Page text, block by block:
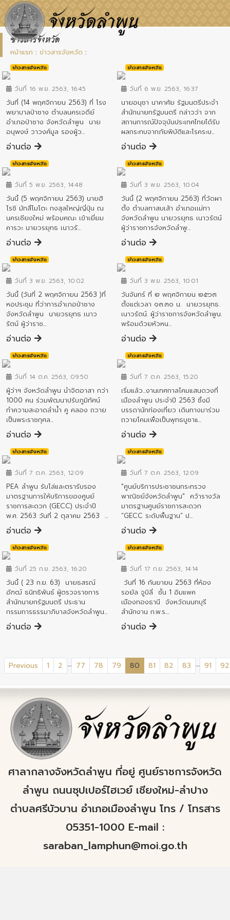
ข่าวสารจังหวัด
หน้าแรก : ข่าวสารจังหวัด :
ข่าวสารจังหวัด
วันที่ 16 พ.ย. 2563, 16:45
วันที่ (14 พฤศจิกายน 2563) ที่ โรง
พยาบาลป่าซาง ตำบลนครเจดีย์
อำเภอป่าซาง จังหวัดลำพูน นาย
อนุพงษ์ วาวงศ์มูล รองผู้ว...
อ่านต่อ
ข่าวสารจังหวัด
วันที่ 6 พ.ย. 2563, 16:37
นายอนุชา นาคาศัย รัฐมนตรีประจำ
สำนักนายกรัฐมนตรี กล่าวว่า จาก
สถานการณ์ปัจจุบันประเทศไทยได้รับ
ผลกระทบจากภัยพิบัติและโรคระบ...
อ่านต่อ
ข่าวสารจังหวัด
วันที่ 5 พ.ย. 2563, 14:48
วันนี้ (5 พฤศจิกายน 2563) นายฮิ
โรชิ มัทสึโมโตะ กงสุลใหญ่ญี่ปุ่น ณ
นครเชียงใหม่ พร้อมคณะ เข้าเยี่ยม
คารวะ นายวรยุทธ เนาวรั...
อ่านต่อ
ข่าวสารจังหวัด
วันที่ 3 พ.ย. 2563, 10:04
วันนี้ (2 พฤศจิกายน 2563) ที่วัดผา
ตั้ง ตำบลทาสบเส้า อำเภอเเม่ทา
จังหวัดลำพูน นายวรยุทธ เนาวรัตน์
ผู้ว่าราชการจังหวัดลำพู...
อ่านต่อ
ข่าวสารจังหวัด
วันที่ 3 พ.ย. 2563, 10:02
วันนี้ (วันที่ 2 พฤศจิกายน 2563 )ที่
หอประชุม ที่ว่าการอำเภอป่าซาง
จังหวัดลำพูน นายวรยุทธ เนาว
รัตน์ ผู้ว่าราช...
อ่านต่อ
ข่าวสารจังหวัด
วันที่ 3 พ.ย. 2563, 10:01
วันจันทร์ ที่ ๒ พฤศจิกายน ๒๕๖๓
ตั้งแต่เวลา ๑๓.๓๐ น. นายวรยุทธ.
เนาวรัตน์. ผู้ว่าราชการจังหวัดลำพูน.
พร้อมด้วยหัวหน...
อ่านต่อ
ข่าวสารจังหวัด
วันที่ 14 ต.ค. 2563, 09:50
ผู้ว่าฯ จังหวัดลำพูน นำจิตอาสา กว่า
1000 คน ร่วมพัฒนาปรับภูมิทัศน์
ทำความสะอาดลำน้ำ คู คลอง ถวาย
เป็นพระราชกุศล...
อ่านต่อ
ข่าวสารจังหวัด
วันที่ 7 ต.ค. 2563, 15:20
เริ่มแล้ว...งานเทศกาลโคมแสนดวงที่
เมืองลำพูน ประจำปี 2563 ซึ่งมี
บรรดานักท่องเที่ยว เดินทางมาร่วม
ถวายโคมเพื่อเป็นพุทธบูชาแ...
อ่านต่อ
ข่าวสารจังหวัด
วันที่ 7 ต.ค. 2563, 12:09
PEA ลำพูน รับโล่และตรารับรอง
มาตรฐานการให้บริการของศูนย์
ราชการสะดวก (GECC) ประจำปี
พ.ศ. 2563 วันที่ 2 ตุลาคม 2563 ...
อ่านต่อ
ข่าวสารจังหวัด
วันที่ 7 ต.ค. 2563, 12:09
"ศูนย์บริการประชาชนกระทรวง
พาณิชย์จังหวัดลำพูน" คว้ารางวัล
มาตรฐานศูนย์ราชการสะดวก
“GECC ระดับพื้นฐาน” ป...
อ่านต่อ
ข่าวสารจังหวัด
วันที่ 25 ก.ย. 2563, 16:20
วันนี้ ( 23 ก.ย. 63) นายธสรณ์
อัฑฒ์ ธนิทธิพันธ์ ผู้ตรวจราชการ
สำนักนายกรัฐมนตรี ประธาน
กรรมการธรรมาภิบาลจังหวัดลำพูน...
อ่านต่อ
ข่าวสารจังหวัด
วันที่ 17 ก.ย. 2563, 14:14
วันที่ 16 กันยายน 2563 ที่ห้อง
รอยัล จูบิลี่ ชั้น 1 อิมแพค
เมืองทองธานี จังหวัดนนทบุรี
สำนักงาน ก.พ.ร....
อ่านต่อ
Previous 1 2 ... 77 78 79 80 (current)
81 82 83 ... 91 92
ศาลากลางจังหวัดลำพูน ที่อยู่ ศูนย์ราชการจังหวัด
ลำพูน ถนนซุปเปอร์ไฮเวย์ เชียงใหม่-ลำปาง
ตำบลศรีบัวบาน อำเภอเมืองลำพูน โทร / โทรสาร
05351-1000 E-mail :
saraban_lamphun@moi.go.th